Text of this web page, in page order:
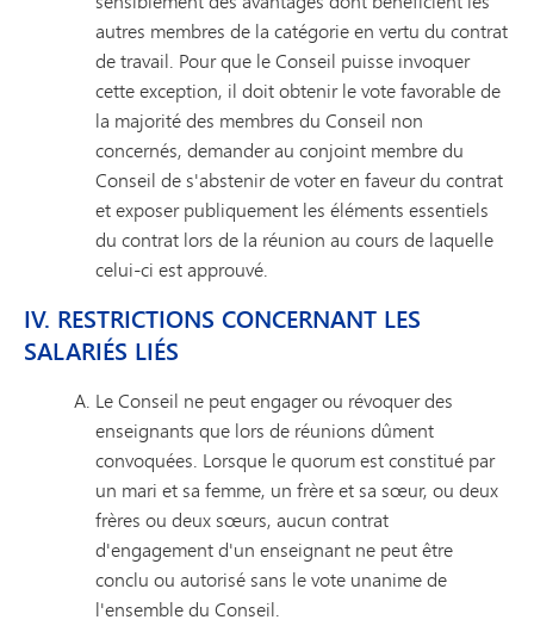
autres membres de la catégorie en vertu du contrat
de travail. Pour que le Conseil puisse invoquer
cette exception, il doit obtenir le vote favorable de
la majorité des membres du Conseil non
concernés, demander au conjoint membre du
Conseil de s'abstenir de voter en faveur du contrat
et exposer publiquement les éléments essentiels
du contrat lors de la réunion au cours de laquelle
celui-ci est approuvé.
IV. RESTRICTIONS CONCERNANT LES
SALARIÉS LIÉS
Le Conseil ne peut engager ou révoquer des
enseignants que lors de réunions dûment
convoquées. Lorsque le quorum est constitué par
un mari et sa femme, un frère et sa sœur, ou deux
frères ou deux sœurs, aucun contrat
d'engagement d'un enseignant ne peut être
conclu ou autorisé sans le vote unanime de
l'ensemble du Conseil.